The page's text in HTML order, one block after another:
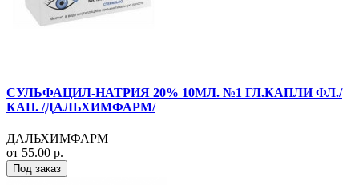
СУЛЬФАЦИЛ-НАТРИЯ 20% 10МЛ. №1 ГЛ.КАПЛИ ФЛ./
КАП. /ДАЛЬХИМФАРМ/
ДАЛЬХИМФАРМ
от 55.00 р.
Под заказ